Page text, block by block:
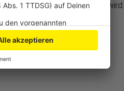
gelacht und mitgesungen
leben und lieben.
Musik gibt!